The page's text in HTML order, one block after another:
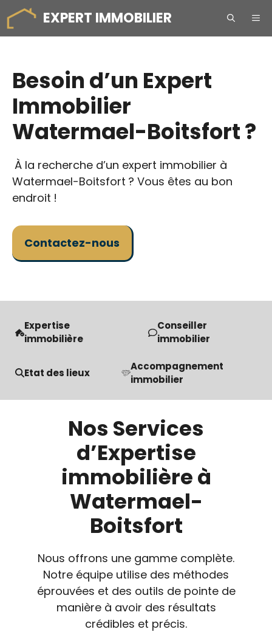
Aller
au
contenu
EXPERT IMMOBILIER
Besoin d’un Expert
Immobilier
Watermael-Boitsfort ?
À la recherche d’un expert immobilier à
Watermael-Boitsfort ? Vous êtes au bon
endroit !
Contactez-nous
Expertise
immobilière
Conseiller
immobilier
Etat des lieux
Accompagnement
immobilier
Nos Services
d’Expertise
immobilière à
Watermael-
Boitsfort
Nous offrons une gamme complète.
Notre équipe utilise des méthodes
éprouvées et des outils de pointe de
manière à avoir des résultats
crédibles et précis.